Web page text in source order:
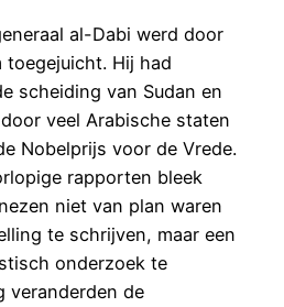
al-Dabi werd door
toegejuicht. Hij had
scheiding van Sudan en
veel Arabische staten
Nobelprijs voor de Vrede.
rapporten bleek
niet van plan waren
te schrijven, maar een
onderzoek te
veranderden de